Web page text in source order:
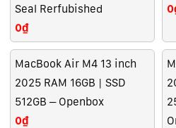
Seal Rerfubished
0₫
MacBook Air M4 13 inch
2025 RAM 16GB | SSD
512GB – Openbox
0₫